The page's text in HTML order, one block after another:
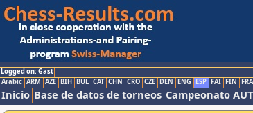
Logged on: Gast
Arabic ARM AZE BIH BUL CAT CHN CRO CZE DEN ENG ESP FAI FIN FRA
Inicio Base de datos de torneos Campeonato AUT